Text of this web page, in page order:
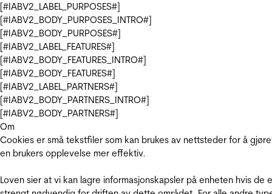
[#IABV2_LABEL_PURPOSES#]
[#IABV2_BODY_PURPOSES_INTRO#]
[#IABV2_BODY_PURPOSES#]
[#IABV2_LABEL_FEATURES#]
[#IABV2_BODY_FEATURES_INTRO#]
[#IABV2_BODY_FEATURES#]
[#IABV2_LABEL_PARTNERS#]
[#IABV2_BODY_PARTNERS_INTRO#]
[#IABV2_BODY_PARTNERS#]
Om
Cookies er små tekstfiler som kan brukes av nettsteder for å gjøre
en brukers opplevelse mer effektiv.
Loven sier at vi kan lagre informasjonskapsler på enheten hvis de